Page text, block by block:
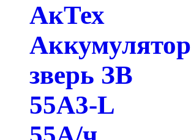
АкТех
Аккумулятор
зверь ЗВ
55A3-L